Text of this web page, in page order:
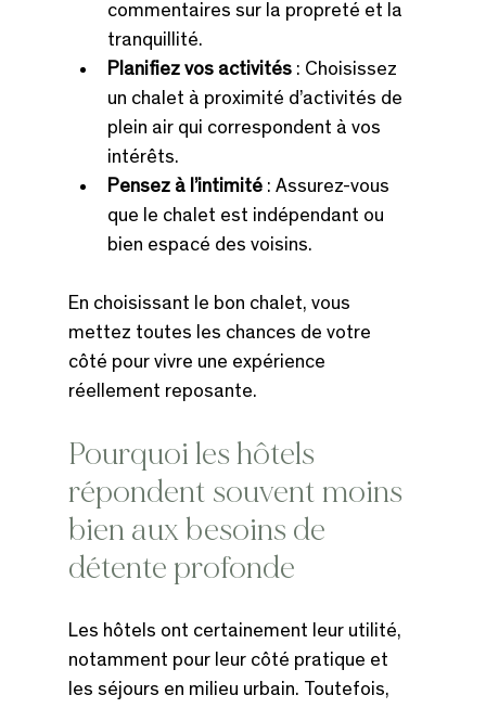
commentaires sur la propreté et la
tranquillité.
Planifiez vos activités : Choisissez
un chalet à proximité d’activités de
plein air qui correspondent à vos
intérêts.
Pensez à l’intimité : Assurez-vous
que le chalet est indépendant ou
bien espacé des voisins.
En choisissant le bon chalet, vous
mettez toutes les chances de votre
côté pour vivre une expérience
réellement reposante.
Pourquoi les hôtels
répondent souvent moins
bien aux besoins de
détente profonde
Les hôtels ont certainement leur utilité,
notamment pour leur côté pratique et
les séjours en milieu urbain. Toutefois,